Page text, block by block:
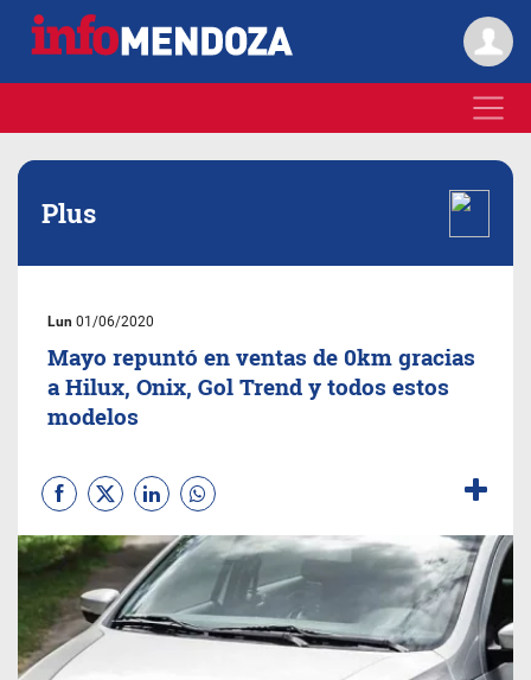
Plus
Lun 01/06/2020
Mayo repuntó en ventas de 0km gracias
a Hilux, Onix, Gol Trend y todos estos
modelos